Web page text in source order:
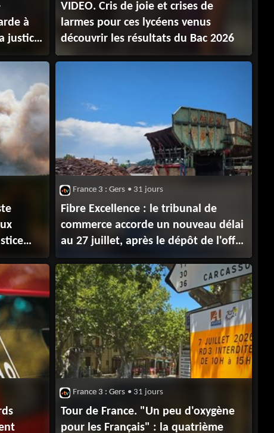
à
justice
VIDEO. Cris de joie et crises de
larmes pour ces lycéens venus
découvrir les résultats du Bac 2026
France 3 : Gers • 31 jours
Fibre Excellence : le tribunal de
commerce accorde un nouveau délai
au 27 juillet, après le dépôt de l'offre
de reprise de Matthieu Pigasse
France 3 : Gers • 31 jours
Tour de France. "Un peu d'oxygène
pour les Français" : la quatrième